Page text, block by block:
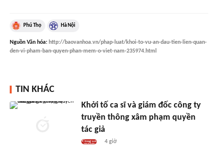
Phú Thọ Hà Nội
Nguồn Văn hóa: http://baovanhoa.vn/phap-luat/khoi-to-vu-an-dau-tien-lien-quan-
den-vi-pham-ban-quyen-phan-mem-o-viet-nam-235974.html
TIN KHÁC
Khởi tố ca sĩ và giám đốc công ty
truyền thông xâm phạm quyền
tác giả
4 giờ